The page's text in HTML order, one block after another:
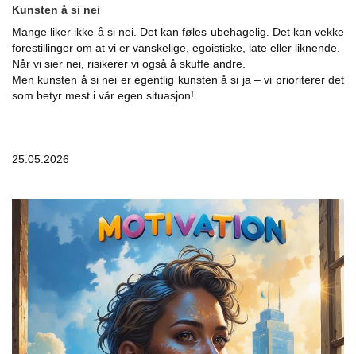
Kunsten å si nei
Mange liker ikke å si nei. Det kan føles ubehagelig. Det kan vekke
forestillinger om at vi er vanskelige, egoistiske, late eller liknende.
Når vi sier nei, risikerer vi også å skuffe andre.
Men kunsten å si nei er egentlig kunsten å si ja – vi prioriterer det
som betyr mest i vår egen situasjon!
25.05.2026